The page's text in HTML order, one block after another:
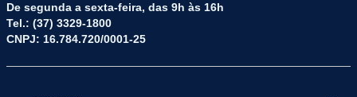
De segunda a sexta-feira, das 9h às 16h
Tel.: (37) 3329-1800
CNPJ: 16.784.720/0001-25